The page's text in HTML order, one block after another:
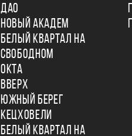
ДАО
НОВЫЙ АКАДЕМ
БЕЛЫЙ КВАРТАЛ НА
СВОБОДНОМ
ОКТА
ВВЕРХ
ЮЖНЫЙ БЕРЕГ
КЕЦХОВЕЛИ
БЕЛЫЙ КВАРТАЛ НА